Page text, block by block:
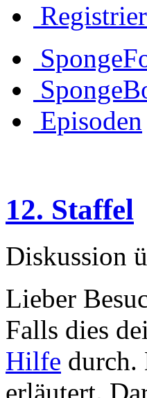
Episoden
12. Staffel
Diskussion
Lieber
Falls dies
Hilfe durch.
erläutert.